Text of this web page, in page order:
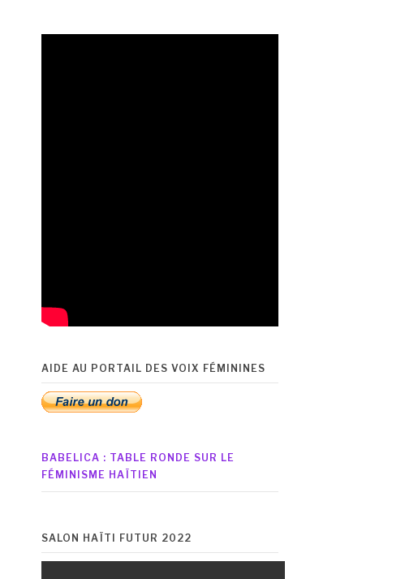
AIDE AU PORTAIL DES VOIX FÉMININES
BABELICA : TABLE RONDE SUR LE
FÉMINISME HAÏTIEN
SALON HAÏTI FUTUR 2022